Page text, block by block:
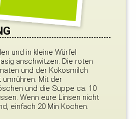
und in kleine Würfel
anschwitzen. Die roten
und der Kokosmilch
umrühren. Mit der
und die Suppe ca. 10
Wenn eure Linsen nicht
einfach 20 Min Kochen.